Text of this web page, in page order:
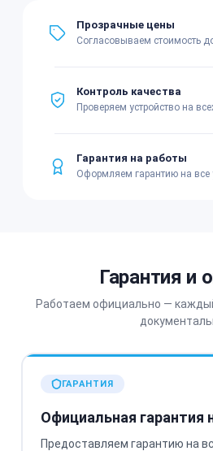
Прозрачные цены
Согласовываем стоимость
Контроль качества
Проверяем устройство на
Гарантия на работы
Оформляем гарантию на все
Гарантия и
Работаем официально —
ГАРАНТИЯ
Официальная гарантия
Предоставляем гарантию на